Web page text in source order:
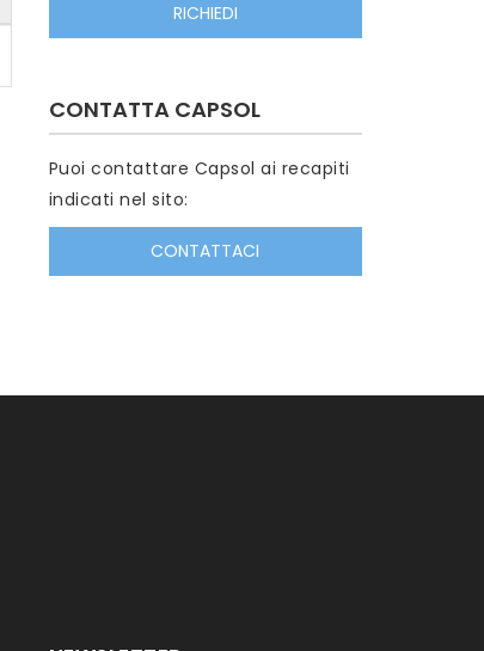
RICHIEDI
CONTATTA CAPSOL
Puoi contattare Capsol ai recapiti
indicati nel sito:
CONTATTACI